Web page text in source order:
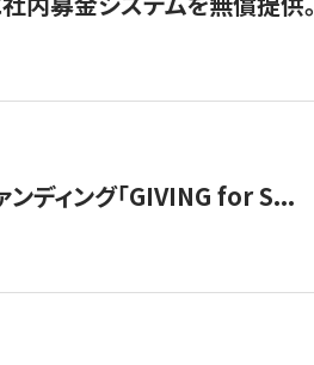
ディング「GIVING for S...